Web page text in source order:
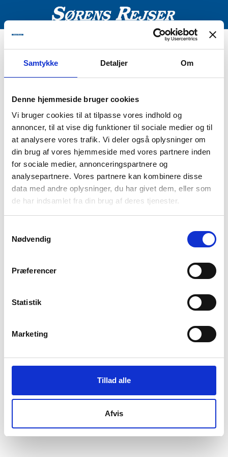
Samtykke Detaljer Om
Denne hjemmeside bruger cookies
Vi bruger cookies til at tilpasse vores indhold og
annoncer, til at vise dig funktioner til sociale medier og til
at analysere vores trafik. Vi deler også oplysninger om
din brug af vores hjemmeside med vores partnere inden
for sociale medier, annonceringspartnere og
analysepartnere. Vores partnere kan kombinere disse
data med andre oplysninger, du har givet dem, eller som
de har indsamlet fra din brug af deres tjenester.
Nødvendig
Præferencer
Statistik
Marketing
Tillad alle
Afvis
Fejl